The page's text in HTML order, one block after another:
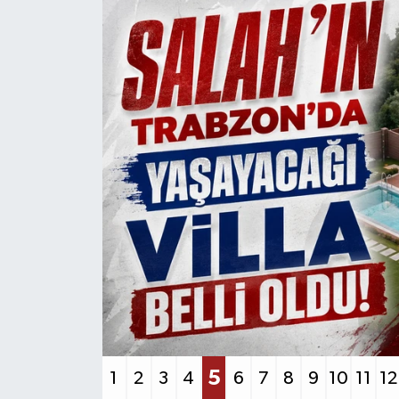
1 2 3 4 5 6 7 8 9 10 11 12